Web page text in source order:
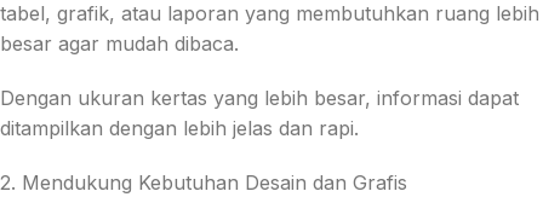
tabel, grafik, atau laporan yang membutuhkan ruang lebih
besar agar mudah dibaca.
Dengan ukuran kertas yang lebih besar, informasi dapat
ditampilkan dengan lebih jelas dan rapi.
2. Mendukung Kebutuhan Desain dan Grafis